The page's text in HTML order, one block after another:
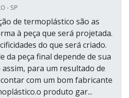
- SP
de termoplástico são as
à peça que será projetada.
do que será criado.
da peça final depende de sua
para um resultado de
com um bom fabricante
produto gar...